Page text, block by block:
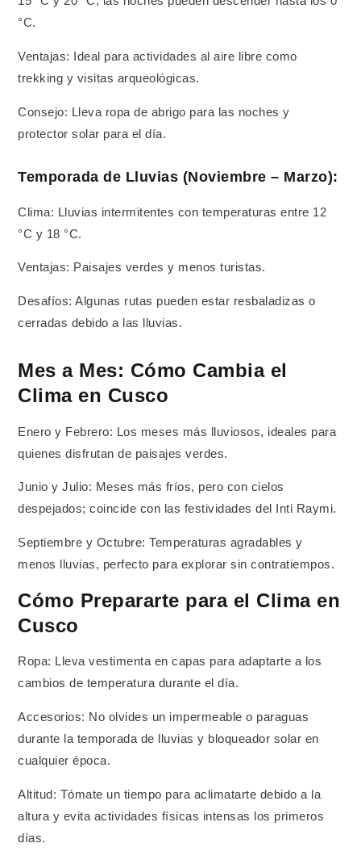
°C.
Ventajas: Ideal para actividades al aire libre como
trekking y visitas arqueológicas.
Consejo: Lleva ropa de abrigo para las noches y
protector solar para el día.
Temporada de Lluvias (Noviembre – Marzo):
Clima: Lluvias intermitentes con temperaturas entre 12
°C y 18 °C.
Ventajas: Paisajes verdes y menos turistas.
Desafíos: Algunas rutas pueden estar resbaladizas o
cerradas debido a las lluvias.
Mes a Mes: Cómo Cambia el
Clima en Cusco
Enero y Febrero: Los meses más lluviosos, ideales para
quienes disfrutan de paisajes verdes.
Junio y Julio: Meses más fríos, pero con cielos
despejados; coincide con las festividades del Inti Raymi.
Septiembre y Octubre: Temperaturas agradables y
menos lluvias, perfecto para explorar sin contratiempos.
Cómo Prepararte para el Clima en
Cusco
Ropa: Lleva vestimenta en capas para adaptarte a los
cambios de temperatura durante el día.
Accesorios: No olvides un impermeable o paraguas
durante la temporada de lluvias y bloqueador solar en
cualquier época.
Altitud: Tómate un tiempo para aclimatarte debido a la
altura y evita actividades físicas intensas los primeros
días.